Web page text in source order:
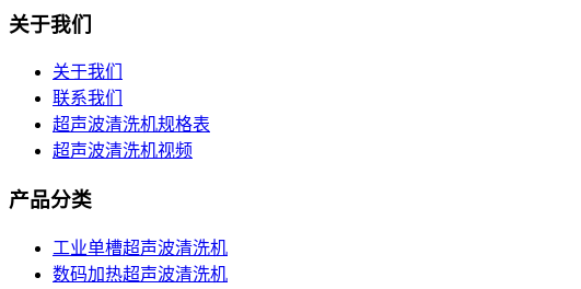
关于我们
关于我们
联系我们
超声波清洗机规格表
超声波清洗机视频
产品分类
工业单槽超声波清洗机
数码加热超声波清洗机